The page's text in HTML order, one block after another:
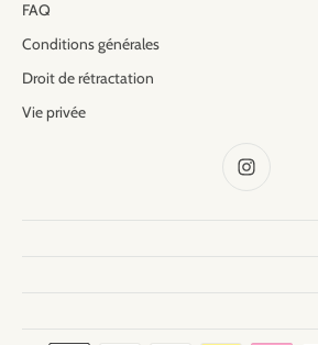
FAQ
Conditions générales
Droit de rétractation
Vie privée